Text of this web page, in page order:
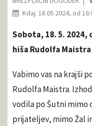
Kdaj: 18.05.2024, od
Sobota, 18. 5.
hiša Rudolfa Maistra
Vabimo vas na krajši
Rudolfa Maistra.
vodila po Šutni mimo
prijateljev, mimo Žal